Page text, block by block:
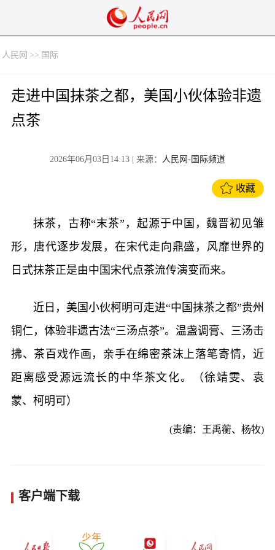
人民网 >> 国际
走进中国抹茶之都，美国小伙体验非遗
点茶
2026年06月03日14:13 | 来源： 人民网-国际频道
收藏
抹茶，古称“末茶”，起源于中国，魏晋初见雏
形，唐代逐步发展，在宋代走向鼎盛，风靡世界的
日式抹茶正是由中国宋代点茶流传演变而来。
近日，美国小伙柯明可走进“中国抹茶之都”贵州
铜仁，体验非遗古法“三汤点茶”。温盏调膏、三汤击
拂、茶百戏作画，亲手在绵密茶沫上落笔寄情，近
距离感受源远流长的中华茶文化。（徐靖雯、袁
蒙、柯明可）
(责编：王禹蘅、杨牧)
客户端下载